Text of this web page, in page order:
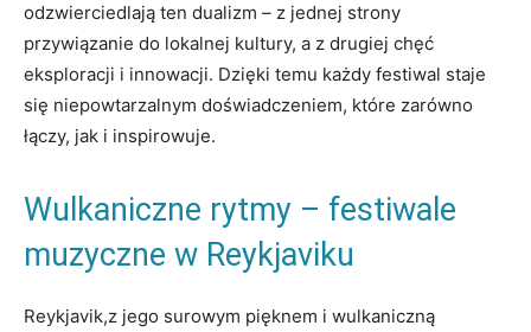
⁣odzwierciedlają ten dualizm‍ – z jednej strony
przywiązanie do lokalnej kultury, a z ⁣drugiej ‍chęć
eksploracji i innowacji. Dzięki temu każdy festiwal staje
się niepowtarzalnym doświadczeniem, ⁣które zarówno
łączy, ‍jak i inspirowuje.
Wulkaniczne‍ rytmy – festiwale
muzyczne​ w Reykjaviku
Reykjavik,z jego surowym pięknem i wulkaniczną